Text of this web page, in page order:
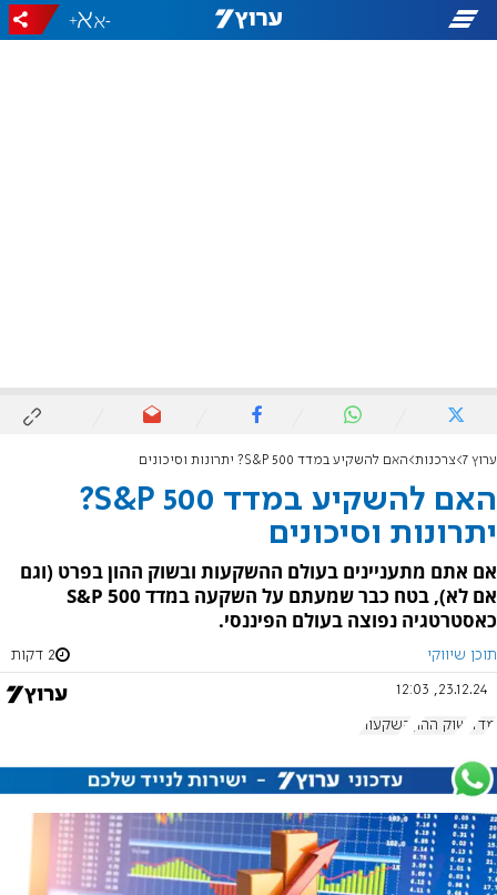
-
+
ערוץ 7 צרכנות האם להשקיע במדד S&P 500? יתרונות וסיכונים
האם להשקיע במדד S&P 500?
יתרונות וסיכונים
אם אתם מתעניינים בעולם ההשקעות ובשוק ההון בפרט (וגם
אם לא), בטח כבר שמעתם על השקעה במדד S&P 500
כאסטרטגיה נפוצה בעולם הפיננסי.
תוכן שיווקי 2 דקות
23.12.24, 12:03
מדד שוק ההון השקעות